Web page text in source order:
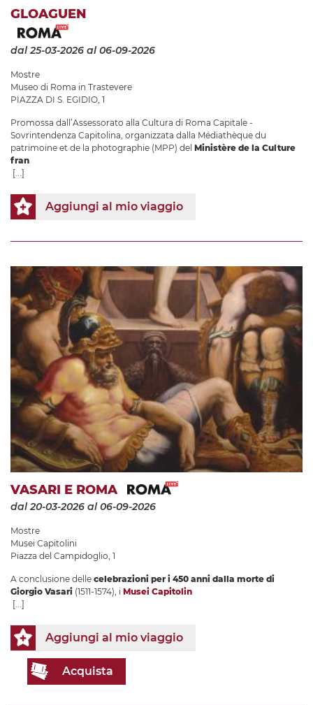
GLOAGUEN
dal 25-03-2026 al 06-09-2026
Mostre
Museo di Roma in Trastevere
PIAZZA DI S. EGIDIO, 1
Promossa dall’Assessorato alla Cultura di Roma Capitale -
Sovrintendenza Capitolina, organizzata dalla Médiathèque du
patrimoine et de la photographie (MPP) del Ministère de la Culture
fran
[...]
Aggiungi al mio viaggio
VASARI E ROMA
dal 20-03-2026 al 06-09-2026
Mostre
Musei Capitolini
Piazza del Campidoglio, 1
A conclusione delle celebrazioni per i 450 anni dalla morte di
Giorgio Vasari (1511-1574), i Musei Capitolin
[...]
Aggiungi al mio viaggio
Acquista